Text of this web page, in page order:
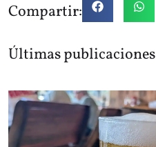
Compartir:
Últimas publicaciones